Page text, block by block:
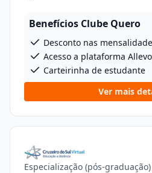
Benefícios Clube Quero
Desconto nas
Acesso a plataforma Allevo
Carteirinha de estudante
Ver mais
Especialização (pós-graduação)